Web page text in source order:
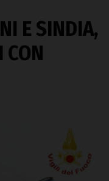
E SINDIA,
CON